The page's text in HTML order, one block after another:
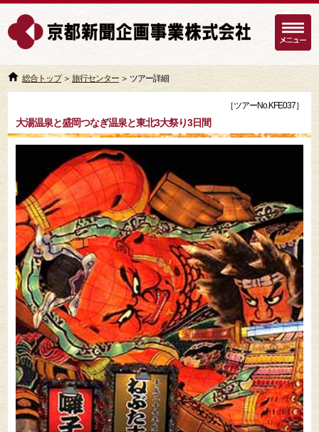
総合トップ＞旅行センター ＞ ツアー詳細
［ツアーNo.KFE037］
大湯温泉と盛岡つなぎ温泉と東北3大祭り3日間